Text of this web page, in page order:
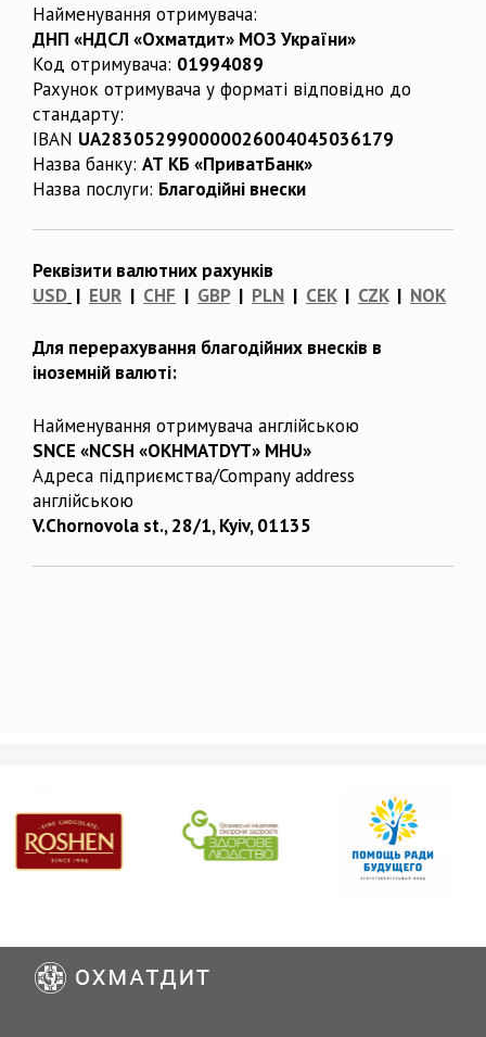
Найменування отримувача:
ДНП «НДСЛ «Охматдит» МОЗ України»
Код отримувача: 01994089
Рахунок отримувача у форматі відповідно до
стандарту:
IBAN UA283052990000026004045036179
Назва банку: АТ КБ «ПриватБанк»
Назва послуги: Благодійні внески
Реквізити валютних рахунків
USD | EUR | CHF | GBP| PLN | CEK| CZK| NOK
Для перерахування благодійних внесків в
іноземній валюті:
Найменування отримувача англійською
SNCE «NCSH «OKHMATDYT» MHU»
Адреса підприємства/Company address
англійською
V.Chornovola st., 28/1, Kyiv, 01135